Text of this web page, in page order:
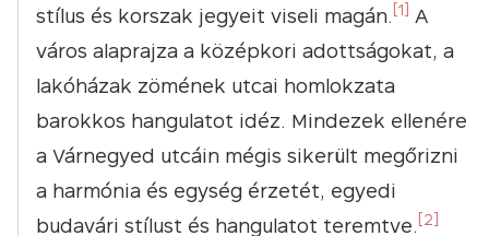
stílus és korszak jegyeit viseli magán. [1]
A
város alaprajza a középkori adottságokat, a
lakóházak zömének utcai homlokzata
barokkos hangulatot idéz. Mindezek ellenére
a Várnegyed utcáin mégis sikerült megőrizni
a harmónia és egység érzetét, egyedi
budavári stílust és hangulatot teremtve. [2]